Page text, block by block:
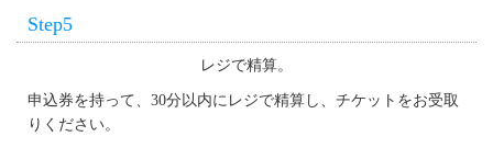
Step5
レジで精算。
申込券を持って、30分以内にレジで精算し、チケットをお受取
りください。